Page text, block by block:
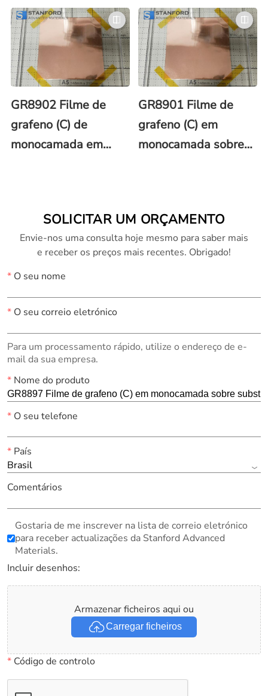
folha de cobre (Cu)
150x150 mm
folha de cobre (Cu)
100x100 mm com
revestimento de
PMMA
GR8902 Filme de
grafeno (C) de
monocamada em
GR8901 Filme de
grafeno (C) em
monocamada sobre
PMMA
SOLICITAR UM ORÇAMENTO
Envie-nos uma consulta hoje mesmo para saber mais
e receber os preços mais recentes. Obrigado!
*O seu nome
*O seu correio eletrónico
Para um processamento rápido, utilize o endereço de e-
mail da sua empresa.
*Nome do produto
*O seu telefone
*País
Brasil
Comentários
Gostaria de me inscrever na lista de correio eletrónico
para receber actualizações da Stanford Advanced
Materials.
Incluir desenhos:
Armazenar ficheiros aqui ou
Carregar ficheiros
*Código de controlo